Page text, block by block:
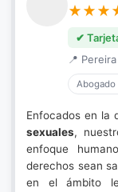
✔
📍
Abogado
Enfocados en la
sexuales,
enfoque
derechos sean
en el ámbito